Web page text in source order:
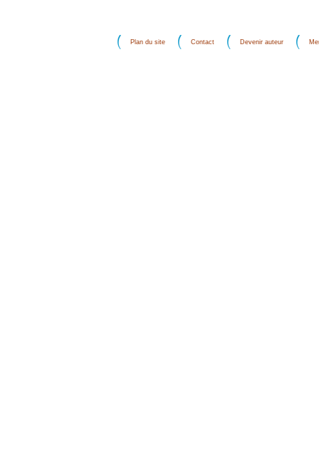
Plan du site Contact Devenir auteur